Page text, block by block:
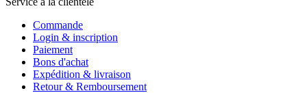
Commande
Login & inscription
Paiement
Bons d'achat
Expédition & livraison
Retour & Remboursement